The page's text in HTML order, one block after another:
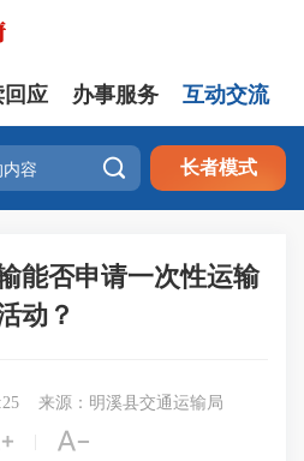
回应 办事服务 互动交流
 长者模式
能否申请一次性运输
动？
来源：明溪县交通运输局
